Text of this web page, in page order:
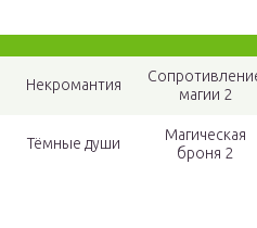
Некромантия
магии 2
Тёмные души
Магическая
броня 2